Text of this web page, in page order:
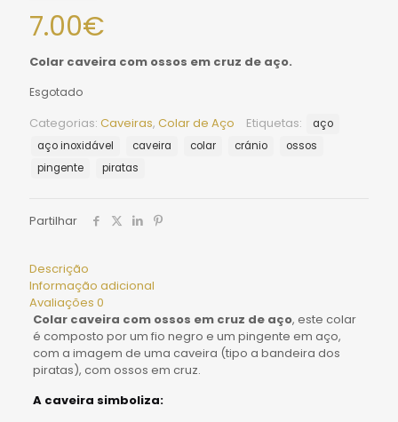
7.00€
Colar caveira com ossos em cruz de aço.
Esgotado
Categorias: Caveiras, Colar de Aço Etiquetas:
aço
aço inoxidável
caveira colar cránio
ossos
pingente
piratas
Partilhar
Descrição
Informação adicional
Avaliações 0
Colar caveira com ossos em cruz de aço, este colar
é composto por um fio negro e um pingente em aço,
com a imagem de uma caveira (tipo a bandeira dos
piratas), com ossos em cruz.
A caveira simboliza: